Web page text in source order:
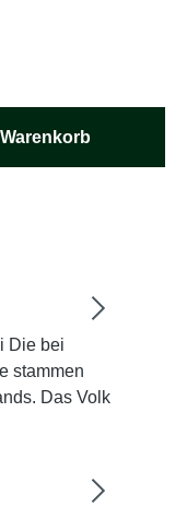
Die bei
stammen
Das Volk